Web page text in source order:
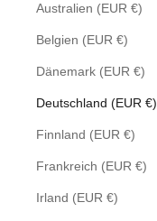
Australien (EUR €)
Belgien (EUR €)
Dänemark (EUR €)
Deutschland (EUR €)
Finnland (EUR €)
Frankreich (EUR €)
Irland (EUR €)